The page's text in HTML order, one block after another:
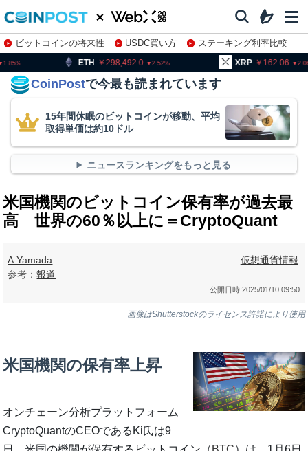
ビットコインの将来性 USDC買い方
ステーキング利率比較
株特集・関連銘柄
298,492.0 2.52 XRP 162.06 BNB
CoinPostで今最も読まれています
15年間休眠のビットコインが移動、平均
取得単価は約10ドル
ニュースランキングをもっと見る
米国機関のビットコイン保有率が過去最
高 世界の60％以上に＝CryptoQuant
A.Yamada
参考：報道
仮想通貨情報
公開日時:2025/01/10 09:50
画像はShutterstockのライセンス許諾により使用
米国機関の保有率上昇
オンチェーン分析プラットフォーム
CryptoQuantのCEOであるKi氏は9